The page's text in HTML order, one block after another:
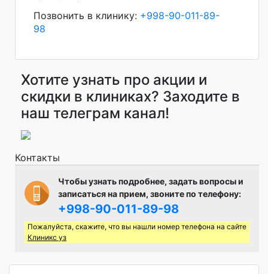
Позвонить в клинику: +998-90-011-89-
98
Хотите узнать про акции и
скидки в клиниках? Заходите в
наш телеграм канал!
Контакты
Чтобы узнать подробнее, задать вопросы и
записаться на прием, звоните по телефону:
+998-90-011-89-98
Пожалуйста, скажите, что вы нашли номер телефона на сайте
Клиникс уз